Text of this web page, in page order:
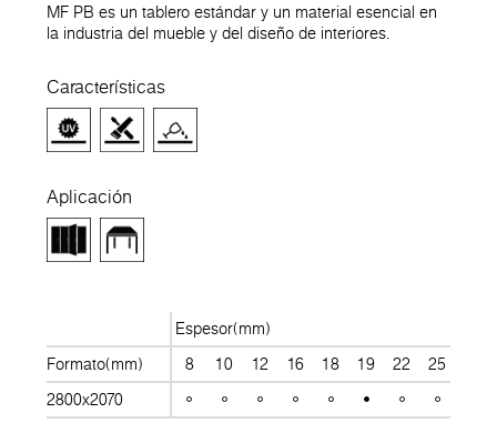
MF PB es un tablero estándar y un material esencial en
la industria del mueble y del diseño de interiores.
Características
Aplicación
Espesor(mm)
Formato(mm)
8 10 12 16 18 19 22 25
2800x2070